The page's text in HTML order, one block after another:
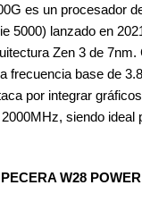
es un procesador
5000) lanzado en
Zen 3 de 7nm.
frecuencia base de
por integrar
siendo ideal
W28